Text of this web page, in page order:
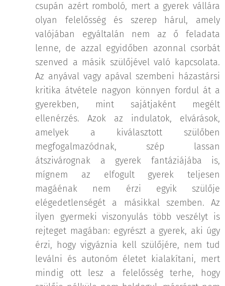
csupán azért romboló, mert a gyerek vállára
olyan felelősség és szerep hárul, amely
valójában egyáltalán nem az ő feladata
lenne, de azzal egyidőben azonnal csorbát
szenved a másik szülőjével való kapcsolata.
Az anyával vagy apával szembeni házastársi
kritika átvétele nagyon könnyen fordul át a
gyerekben, mint sajátjaként megélt
ellenérzés. Azok az indulatok, elvárások,
amelyek a kiválasztott szülőben
megfogalmazódnak, szép lassan
átszivárognak a gyerek fantáziájába is,
mígnem az elfogult gyerek teljesen
magáénak nem érzi egyik szülője
elégedetlenségét a másikkal szemben. Az
ilyen gyermeki viszonyulás több veszélyt is
rejteget magában: egyrészt a gyerek, aki úgy
érzi, hogy vigyáznia kell szülőjére, nem tud
leválni és autonóm életet kialakítani, mert
mindig ott lesz a felelősség terhe, hogy